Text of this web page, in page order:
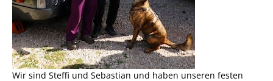
Wir sind Steffi und Sebastian und haben unseren festen